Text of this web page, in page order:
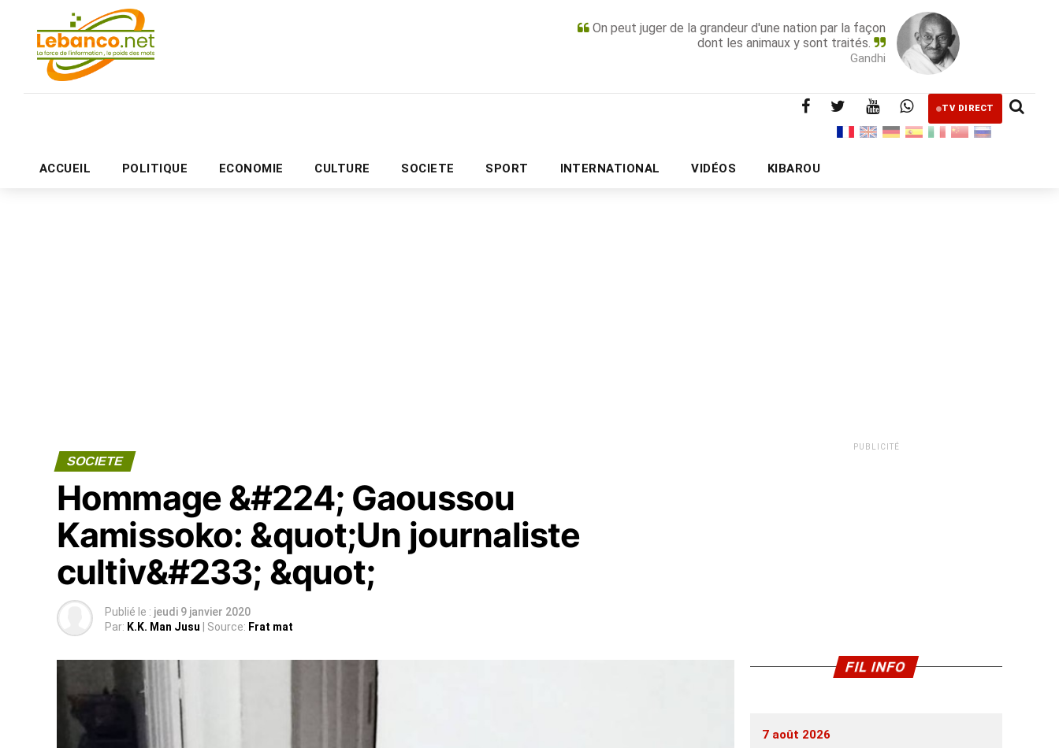
On peut juger de la grandeur d'une nation par la façon
dont les animaux y sont traités.
Gandhi
TV DIRECT
ACCUEIL POLITIQUE ECONOMIE CULTURE SOCIETE SPORT INTERNATIONAL VIDÉOS KIBAROU
PUBLICITÉ
SOCIETE
Hommage &#224; Gaoussou
Kamissoko: &quot;Un journaliste
cultiv&#233; &quot;
Publié le : jeudi 9 janvier 2020
Par: K.K. Man Jusu | Source: Frat mat
PUBLICITÉ
FIL INFO
7 août 2026